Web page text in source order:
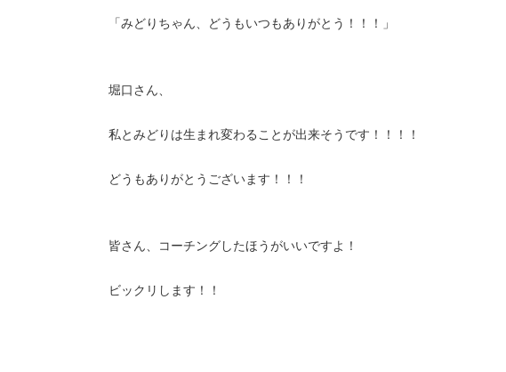
「みどりちゃん、どうもいつもありがとう！！！」
堀口さん、
私とみどりは生まれ変わることが出来そうです！！！！
どうもありがとうございます！！！
皆さん、コーチングしたほうがいいですよ！
ビックリします！！